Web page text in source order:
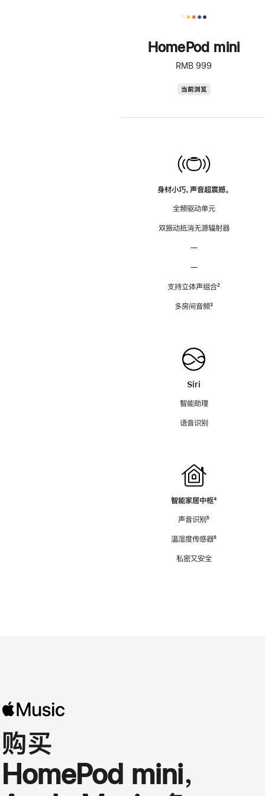
HomePod mini
RMB 999
当前浏览
身材小巧，声音超震撼。
全频驱动单元
双振动抵消无源辐射器
—
—
支持立体声组合脚
²
多房间音频脚
³
Siri
智能助理
语音识别
智能家居中枢脚
⁴
声音识别脚
⁵
温湿度传感器脚
⁶
私密又安全
购买
HomePod mini，